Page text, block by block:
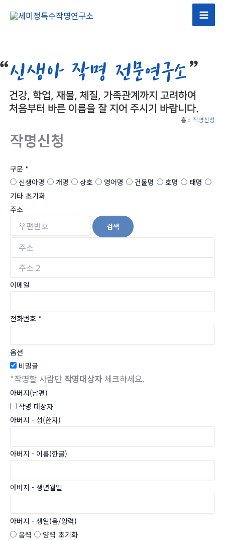
건
홈 작명신청
작명신청
구분 *
신생아명
개명 상호 영어명 건물명 호명
태명
기타 초기화
주소
검색
이메일
전화번호 *
옵션
비밀글
*작명할 사람만 작명대상자 체크하세요.
아버지(남편)
작명 대상자
아버지 - 성(한자)
아버지 - 이름(한글)
아버지 - 생년월일
아버지 - 생일(음/양력)
음력
양력 초기화